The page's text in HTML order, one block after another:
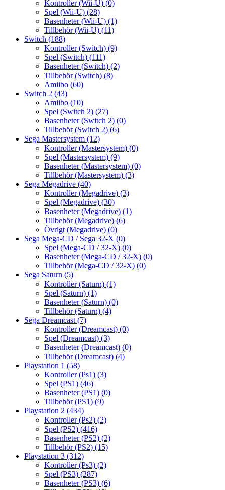
Kontroller (Wii-U) (0)
Spel (Wii-U) (28)
Basenheter (Wii-U) (1)
Tillbehör (Wii-U) (11)
Switch (188)
Kontroller (Switch) (9)
Spel (Switch) (111)
Basenheter (Switch) (2)
Tillbehör (Switch) (8)
Amiibo (60)
Switch 2 (43)
Amiibo (10)
Spel (Switch 2) (27)
Basenheter (Switch 2) (0)
Tillbehör (Switch 2) (6)
Sega Mastersystem (12)
Kontroller (Mastersystem) (0)
Spel (Mastersystem) (9)
Basenheter (Mastersystem) (0)
Tillbehör (Mastersystem) (3)
Sega Megadrive (40)
Kontroller (Megadrive) (3)
Spel (Megadrive) (30)
Basenheter (Megadrive) (1)
Tillbehör (Megadrive) (6)
Övrigt (Megadrive) (0)
Sega Mega-CD / Sega 32-X (0)
Spel (Mega-CD / 32-X) (0)
Basenheter (Mega-CD / 32-X) (0)
Tillbehör (Mega-CD / 32-X) (0)
Sega Saturn (5)
Kontroller (Saturn) (1)
Spel (Saturn) (1)
Basenheter (Saturn) (0)
Tillbehör (Saturn) (4)
Sega Dreamcast (7)
Kontroller (Dreamcast) (0)
Spel (Dreamcast) (3)
Basenheter (Dreamcast) (0)
Tillbehör (Dreamcast) (4)
Playstation 1 (58)
Kontroller (Ps1) (3)
Spel (PS1) (46)
Basenheter (PS1) (0)
Tillbehör (PS1) (9)
Playstation 2 (434)
Kontroller (Ps2) (2)
Spel (PS2) (416)
Basenheter (PS2) (2)
Tillbehör (PS2) (15)
Playstation 3 (312)
Kontroller (Ps3) (2)
Spel (PS3) (287)
Basenheter (PS3) (6)